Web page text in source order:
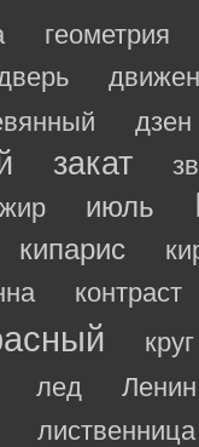
геометрия
дзен
закат
июль
кипарис
контраст
круг
лед
Ленин
лиственница